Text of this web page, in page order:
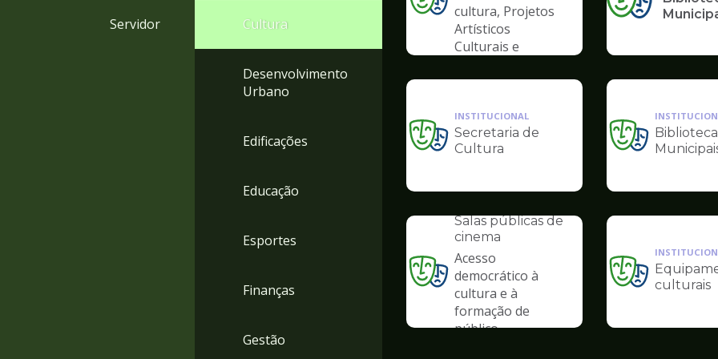
Servidor Cultura
Desenvolvimento
Urbano
Edificações
Educação
Esportes
Finanças
Gestão
Ilustração
pagina
de
Cultura
cultura, Projetos
Artísticos
Culturais e
Periferias
Ilustração
de
Cultura
INSTITUCIONAL
Secretaria de
Cultura
Ilustração
de
Cultura
Ilustração
pagina
de
Salas públicas de
cinema
Acesso
democrático à
cultura e à
formação de
público
Ilustração
de
culturais